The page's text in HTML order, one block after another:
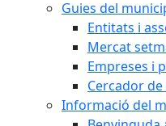
Guies del
Entitats i
Mercat
Empreses i
Cercador
Informació del